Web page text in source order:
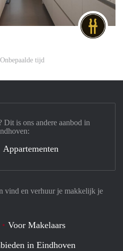
tijd
vind en verhuur je makkelijk je
Voor Makelaars
in Eindhoven
Dit is ons andere aanbod in
Appartementen